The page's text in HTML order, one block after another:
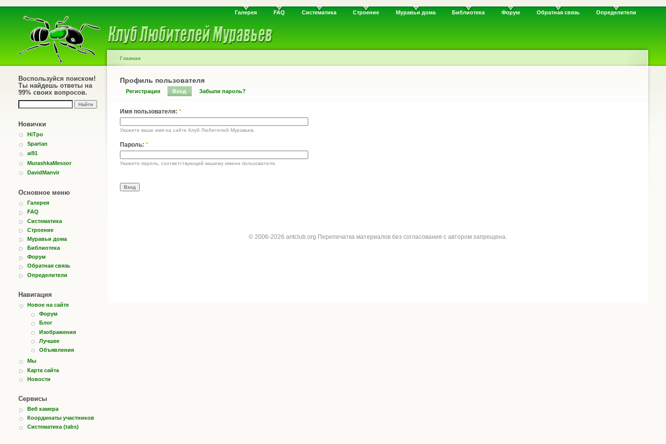
Галерея FAQ Систематика Строение Муравьи дома Библиотека Форум Обратная связь Определители
Воспользуйся поиском!
Ты найдешь ответы на
99% своих вопросов.
Новички
HiTpo
Spartan
ai91
MurashkaMessor
DavidManvir
Основное меню
Галерея
FAQ
Систематика
Строение
Муравьи дома
Библиотека
Форум
Обратная связь
Определители
Навигация
Новое на сайте
Форум
Блог
Изображения
Лучшее
Объявления
Мы
Карта сайта
Новости
Сервисы
Веб камера
Координаты участников
Систематика (tabs)
Главная
Профиль пользователя
Регистрация Вход Забыли пароль?
Имя пользователя: *
Укажите ваше имя на сайте Клуб Любителей Муравьев.
Пароль: *
Укажите пароль, соответствующий вашему имени пользователя.
© 2006-2026 antclub.org Перепечатка материалов без согласования с автором запрещена.